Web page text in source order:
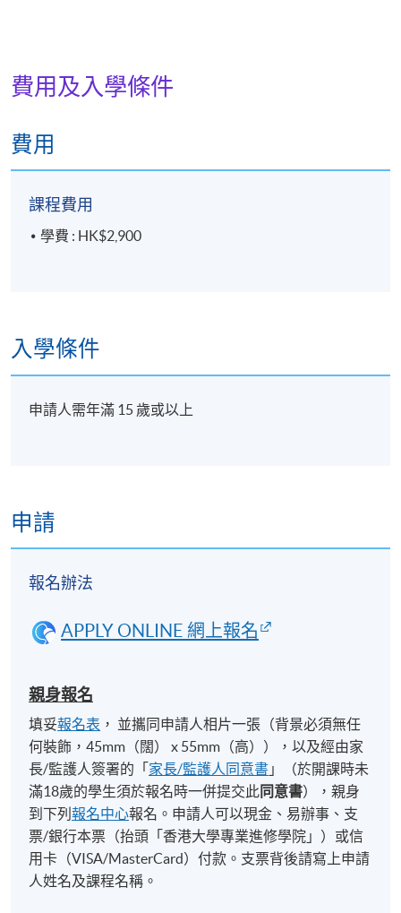
費用及入學條件
費用
課程費用
學費 : HK$2,900
入學條件
申請人需年滿 15 歲或以上
申請
報名辦法
APPLY ONLINE 網上報名
親身報名
填妥報名表 ， 並攜同申請人相片一張（背景必須無任
何裝飾，45mm（闊） x 55mm（高）），以及經由家
長/監護人簽署的「 家長/監護人同意書 」（於開課時未
滿18歲的學生須於報名時一併提交此同意書），親身
到下列報名中心報名。申請人可以現金、易辦事、支
票/銀行本票（抬頭「香港大學專業進修學院」）或信
用卡（VISA/MasterCard）付款。支票背後請寫上申請
人姓名及課程名稱。